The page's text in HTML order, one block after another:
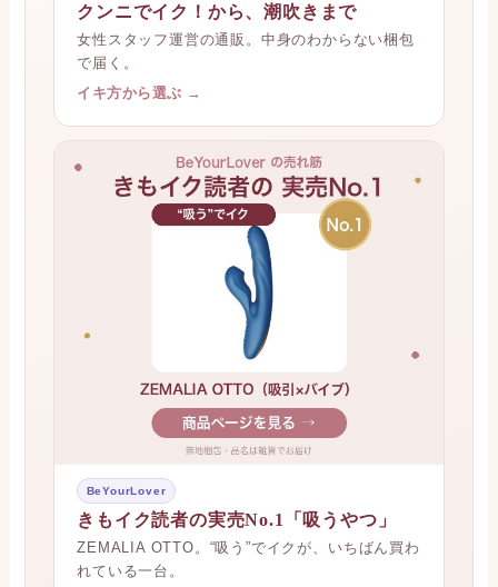
クンニでイク！から、潮吹きまで
女性スタッフ運営の通販。中身のわからない梱包
で届く。
イキ方から選ぶ →
BeYourLover
きもイク読者の実売No.1「吸うやつ」
ZEMALIA OTTO。“吸う”でイクが、いちばん買わ
れている一台。